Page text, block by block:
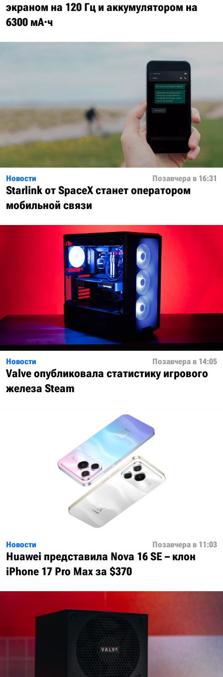
экраном на 120 Гц и аккумулятором на
6300 мА·ч
Новости Позавчера в 16:31
Starlink от SpaceX станет оператором
мобильной связи
Новости Позавчера в 14:05
Valve опубликовала статистику игрового
железа Steam
Новости Позавчера в 11:03
Huawei представила Nova 16 SE – клон
iPhone 17 Pro Max за $370